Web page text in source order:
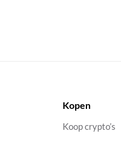
Kopen
Koop crypto’s